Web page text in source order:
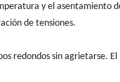
y el asentamiento
de tensiones.
redondos sin agrietarse. El